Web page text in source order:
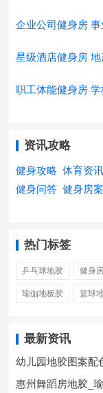
企业公司健身房
星级酒店健身房
职工体能健身房
资讯攻略
健身攻略 体育资讯
健身问答 健身房
热门标签
乒乓球地胶 健身
瑜伽地板胶 篮球
最新资讯
幼儿园地胶图案配
惠州舞蹈房地胶_